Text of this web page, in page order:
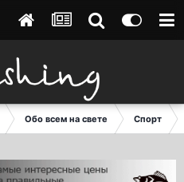
Обо всем на свете Спорт